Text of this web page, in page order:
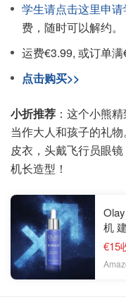
学生请点击这里申
费，随时可以解约。
运费€3.99, 或订单满
点击购买>>
小折推荐 ：这个小熊
当作大人和孩子的礼
皮衣，头戴飞行员眼
机长造型！
机
€15